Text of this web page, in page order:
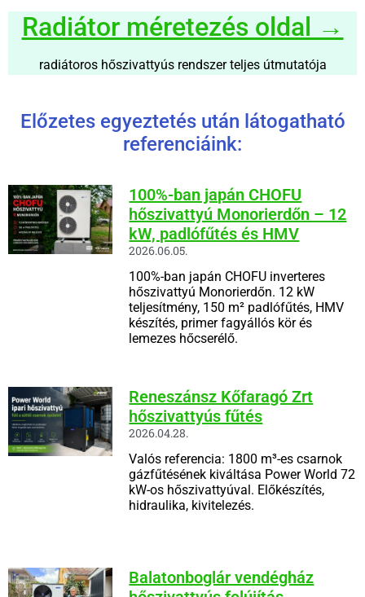
Radiátor méretezés oldal →
radiátoros hőszivattyús rendszer teljes útmutatója
Előzetes egyeztetés után látogatható
referenciáink:
100%-ban japán CHOFU
hőszivattyú Monorierdőn – 12
kW, padlófűtés és HMV
2026.06.05.
100%-ban japán CHOFU inverteres
hőszivattyú Monorierdőn. 12 kW
teljesítmény, 150 m² padlófűtés, HMV
készítés, primer fagyállós kör és
lemezes hőcserélő.
Reneszánsz Kőfaragó Zrt
hőszivattyús fűtés
2026.04.28.
Valós referencia: 1800 m³-es csarnok
gázfűtésének kiváltása Power World 72
kW-os hőszivattyúval. Előkészítés,
hidraulika, kivitelezés.
Balatonboglár vendégház